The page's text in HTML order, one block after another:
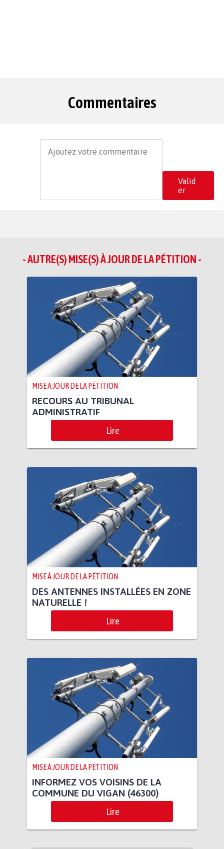
Commentaires
Valid
er
- AUTRE(S) MISE(S) À JOUR DE LA PÉTITION -
MISE À JOUR DE LA PÉTITION
RECOURS AU TRIBUNAL
ADMINISTRATIF
Lire
MISE À JOUR DE LA PÉTITION
DES ANTENNES INSTALLÉES EN ZONE
NATURELLE !
Lire
MISE À JOUR DE LA PÉTITION
INFORMEZ VOS VOISINS DE LA
COMMUNE DU VIGAN (46300)
Lire